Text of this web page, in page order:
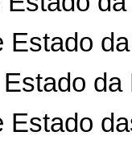
Estado
da
Estado